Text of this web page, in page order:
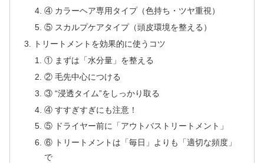
④ カラーヘア専用タイプ（色持ち・ツヤ重視）
⑤ スカルプケアタイプ（頭皮環境を整える）
トリートメントを効果的に使うコツ
① まずは「水分量」を整える
② 毛先中心につける
③ “浸透タイム”をしっかり取る
④ すすぎすぎにも注意！
⑤ ドライヤー前に「アウトバストリートメント」
⑥ トリートメントは「毎日」よりも「適切な頻度」
で